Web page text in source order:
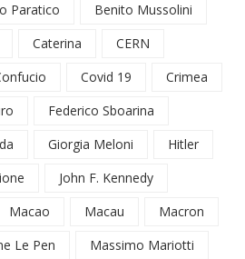
Paratico
Benito Mussolini
Caterina
CERN
Covid 19
Crimea
Federico Sboarina
Giorgia Meloni
Hitler
John F. Kennedy
Macao Macau
Macron
Le Pen
Massimo Mariotti